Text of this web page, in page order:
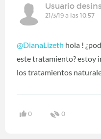
Usuario
21/3/19 a las 10:57
@DianaLizeth hola !
este tratamiento? estoy
los tratamientos
0 0